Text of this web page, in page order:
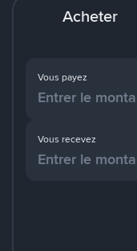
Acheter
Vous payez
Vous recevez